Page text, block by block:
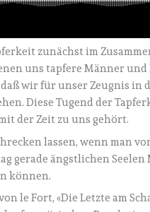
zunächst im
uns tapfere Männer
wir für unser Zeugnis in
Diese Tugend der
der Zeit zu uns gehört.
lassen, wenn man
gerade ängstlichen
können.
le Fort, «Die Letzte am